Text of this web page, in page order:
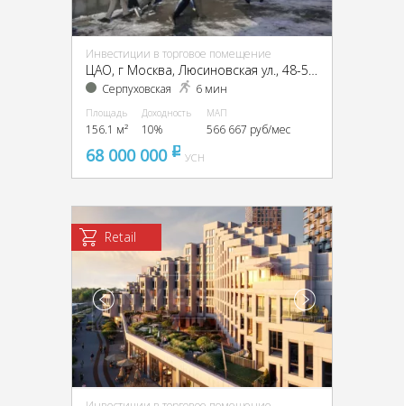
Инвестиции в торговое помещение
ЦАО, г Москва, Люсиновская ул., 48-50, кор. 10
Серпуховская 6 мин
Площадь
156.1 м²
Доходность
10%
МАП
566 667 руб/мес
68 000 000 pуб
УСН
Retail